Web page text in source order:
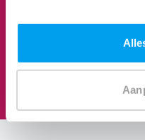
1
Feesten